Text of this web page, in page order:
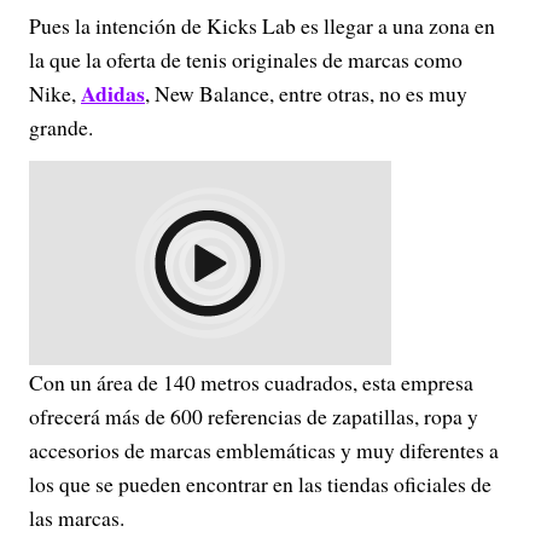
Pues la intención de Kicks Lab es llegar a una zona en
la que la oferta de tenis originales de marcas como
Nike,Adidas, New Balance, entre otras, no es muy
grande.
Con un área de 140 metros cuadrados, esta empresa
ofrecerá más de 600 referencias de zapatillas, ropa y
accesorios de marcas emblemáticas y muy diferentes a
los que se pueden encontrar en las tiendas oficiales de
las marcas.